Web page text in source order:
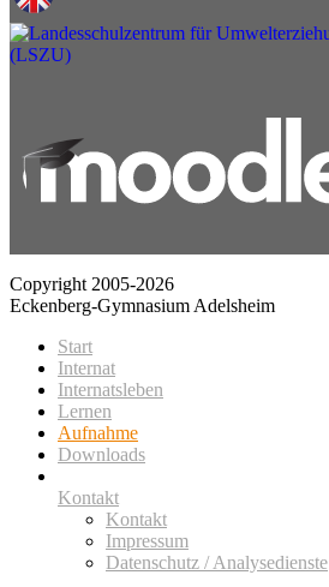
Copyright 2005-2026
Eckenberg-Gymnasium Adelsheim
Start
Internat
Internatsleben
Lernen
Aufnahme
Downloads
Kontakt
Kontakt
Impressum
Datenschutz / Analysedienste